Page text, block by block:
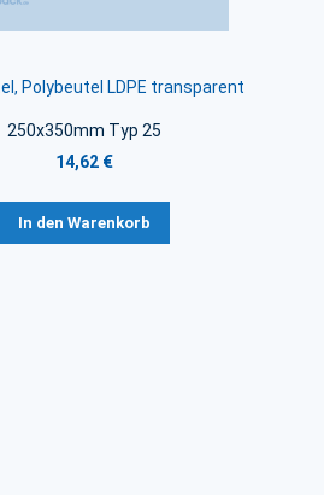
Polybeutel LDPE transparent
250x350mm Typ 25
14,62 €
In den Warenkorb